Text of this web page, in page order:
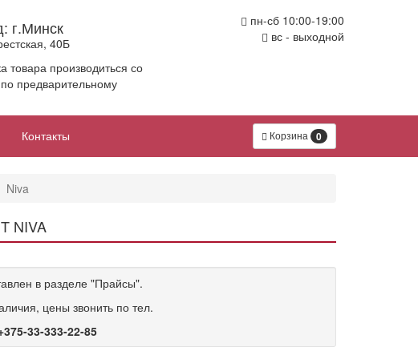
г.Минск
40Б
товара производиться со
предварительному
пн-сб 10:00-19:00
вс - выходной
Корзина 0
Контакты
Niva
NIVA
в разделе "Прайсы".
цены звонить по тел.
33-333-22-85